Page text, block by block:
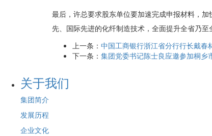
最后，许总要求股东单位要加速完成申报材料，
先、国际先进的化纤制造技术，全面提升全省乃
上一条： 中国工商银行浙江省分行行长戴春
下一条： 集团党委书记陈士良应邀参加桐
关于我们
集团简介
发展历程
企业文化